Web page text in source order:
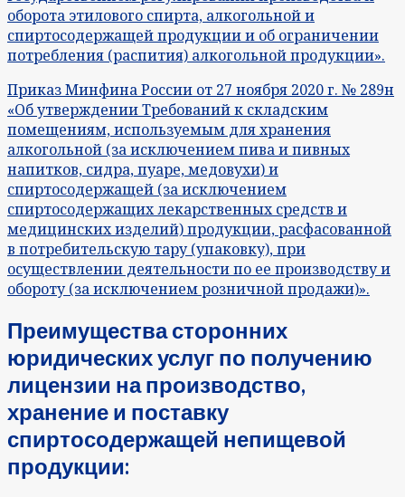
оборота этилового спирта, алкогольной и
спиртосодержащей продукции и об ограничении
потребления (распития) алкогольной продукции».
Приказ Минфина России от 27 ноября 2020 г. № 289н
«Об утверждении Требований к складским
помещениям, используемым для хранения
алкогольной (за исключением пива и пивных
напитков, сидра, пуаре, медовухи) и
спиртосодержащей (за исключением
спиртосодержащих лекарственных средств и
медицинских изделий) продукции, расфасованной
в потребительскую тару (упаковку), при
осуществлении деятельности по ее производству и
обороту (за исключением розничной продажи)».
Преимущества сторонних
юридических услуг по получению
лицензии на производство,
хранение и поставку
спиртосодержащей непищевой
продукции: